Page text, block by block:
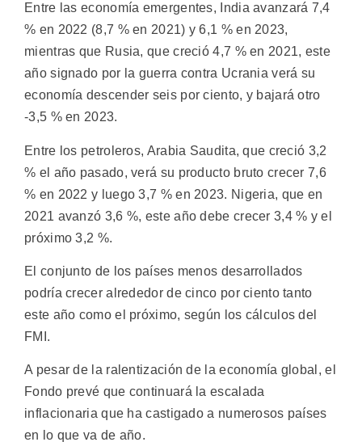
Entre las economía emergentes, India avanzará 7,4
% en 2022 (8,7 % en 2021) y 6,1 % en 2023,
mientras que Rusia, que creció 4,7 % en 2021, este
año signado por la guerra contra Ucrania verá su
economía descender seis por ciento, y bajará otro
-3,5 % en 2023.
Entre los petroleros, Arabia Saudita, que creció 3,2
% el año pasado, verá su producto bruto crecer 7,6
% en 2022 y luego 3,7 % en 2023. Nigeria, que en
2021 avanzó 3,6 %, este año debe crecer 3,4 % y el
próximo 3,2 %.
El conjunto de los países menos desarrollados
podría crecer alrededor de cinco por ciento tanto
este año como el próximo, según los cálculos del
FMI.
A pesar de la ralentización de la economía global, el
Fondo prevé que continuará la escalada
inflacionaria que ha castigado a numerosos países
en lo que va de año.